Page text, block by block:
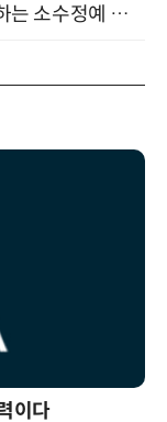
글로벌 트렌드를 읽고, 내 역할을 가늠하는 소수정예 실습 워크숍 (8/28)
이다